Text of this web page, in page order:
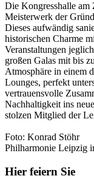
Die Kongresshalle am
Meisterwerk der
Dieses aufwändig
historischen Charme
Veranstaltungen
großen Galas mit bis
Atmosphäre in einem
Lounges, perfekt
vertrauensvolle
Nachhaltigkeit ins
stolzen Mitglied der
Foto: Konrad Stöhr
Philharmonie Leipzig
Hier feiern Sie